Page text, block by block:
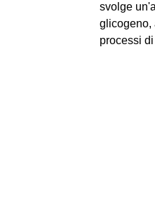
svolge
glicogeno,
processi